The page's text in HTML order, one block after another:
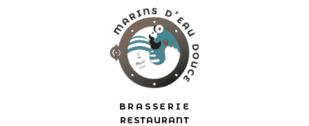
BRASSERIE
RESTAURANT